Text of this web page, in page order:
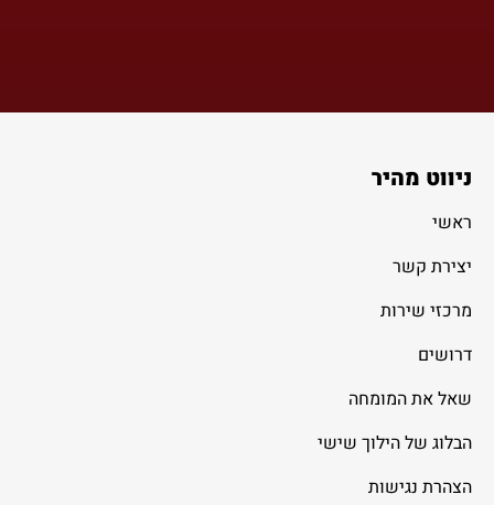
ניווט מהיר
ראשי
יצירת קשר
מרכזי שירות
דרושים
שאל את המומחה
הבלוג של הילוך שישי
הצהרת נגישות